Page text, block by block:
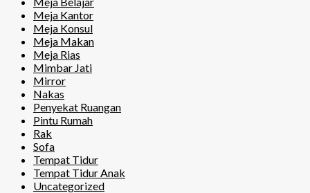
Meja Kantor
Meja Konsul
Meja Makan
Meja Rias
Mimbar Jati
Mirror
Nakas
Penyekat Ruangan
Pintu Rumah
Rak
Sofa
Tempat Tidur
Tempat Tidur Anak
Uncategorized